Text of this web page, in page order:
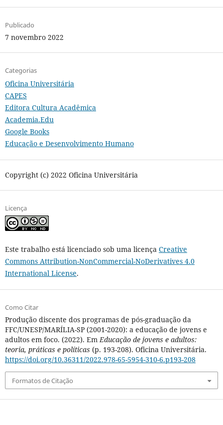
Publicado
7 novembro 2022
Categorias
Oficina Universitária
CAPES
Editora Cultura Acadêmica
Academia.Edu
Google Books
Educação e Desenvolvimento Humano
Copyright (c) 2022 Oficina Universitária
Licença
Este trabalho está licenciado sob uma licença Creative
Commons Attribution-NonCommercial-NoDerivatives 4.0
International License.
Como Citar
Produção discente dos programas de pós-graduação da
FFC/UNESP/MARÍLIA-SP (2001-2020): a educação de jovens e
adultos em foco. (2022). EmEducação de jovens e adultos:
teoria, práticas e políticas (p. 193-208). Oficina Universitária.
https://doi.org/10.36311/2022.978-65-5954-310-6.p193-208
Formatos de Citação